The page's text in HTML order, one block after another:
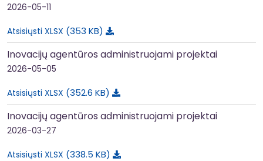
2026-05-11
Atsisiųsti XLSX 353 KB
Inovacijų agentūros administruojami projektai
2026-05-05
Atsisiųsti XLSX 352.6 KB
Inovacijų agentūros administruojami projektai
2026-03-27
Atsisiųsti XLSX 338.5 KB